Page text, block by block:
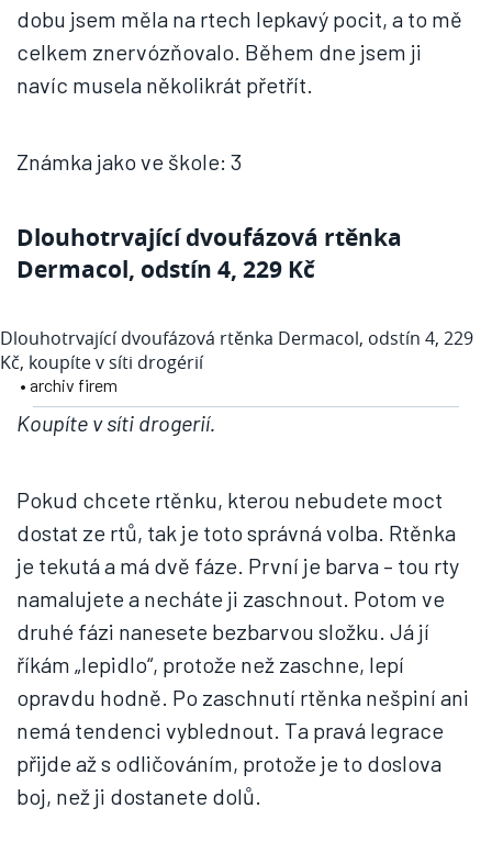
dobu jsem měla na rtech lepkavý pocit, a to mě
celkem znervózňovalo. Během dne jsem ji
navíc musela několikrát přetřít.
Známka jako ve škole: 3
Dlouhotrvající dvoufázová rtěnka
Dermacol, odstín 4, 229 Kč
Dlouhotrvající dvoufázová rtěnka Dermacol, odstín 4, 229
Kč, koupíte v síti drogérií
• archiv firem
Koupíte v síti drogerií.
Pokud chcete rtěnku, kterou nebudete moct
dostat ze rtů, tak je toto správná volba. Rtěnka
je tekutá a má dvě fáze. První je barva – tou rty
namalujete a necháte ji zaschnout. Potom ve
druhé fázi nanesete bezbarvou složku. Já jí
říkám „lepidlo“, protože než zaschne, lepí
opravdu hodně. Po zaschnutí rtěnka nešpiní ani
nemá tendenci vyblednout. Ta pravá legrace
přijde až s odličováním, protože je to doslova
boj, než ji dostanete dolů.